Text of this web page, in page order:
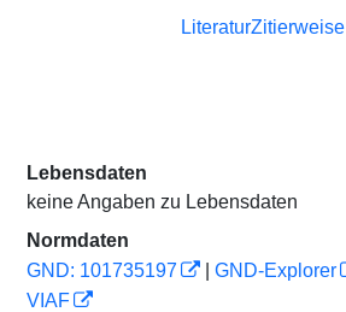
LiteraturZitierweise
Lebensdaten
keine Angaben zu Lebensdaten
Normdaten
GND: 101735197
GND-Explorer
VIAF